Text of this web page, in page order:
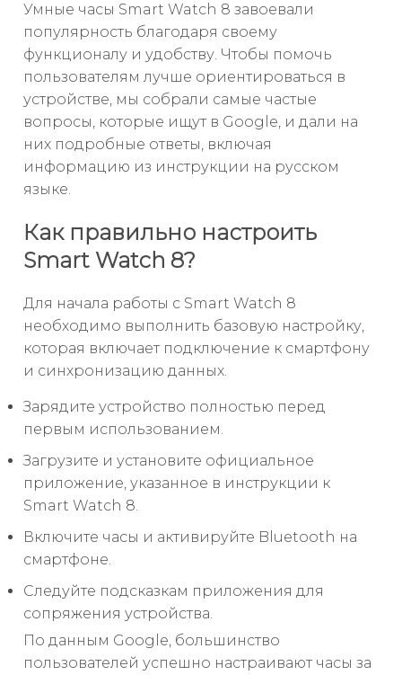
Умные часы Smart Watch 8 завоевали
популярность благодаря своему
функционалу и удобству. Чтобы помочь
пользователям лучше ориентироваться в
устройстве, мы собрали самые частые
вопросы, которые ищут в Google, и дали на
них подробные ответы, включая
информацию из инструкции на русском
языке.
Как правильно настроить
Smart Watch 8?
Для начала работы с Smart Watch 8
необходимо выполнить базовую настройку,
которая включает подключение к смартфону
и синхронизацию данных.
Зарядите устройство полностью перед
первым использованием.
Загрузите и установите официальное
приложение, указанное в инструкции к
Smart Watch 8.
Включите часы и активируйте Bluetooth на
смартфоне.
Следуйте подсказкам приложения для
сопряжения устройства.
По данным Google, большинство
пользователей успешно настраивают часы за